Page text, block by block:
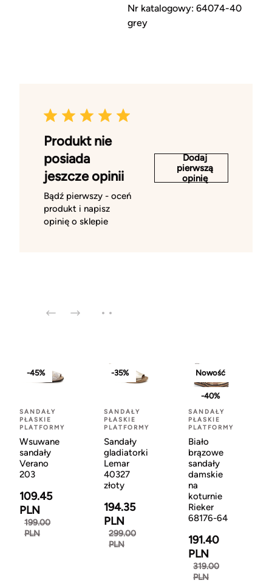
Nr katalogowy: 64074-40
grey
Produkt nie
posiada
jeszcze opinii
Bądź pierwszy - oceń
produkt i napisz
opinię o sklepie
Dodaj
pierwszą
opinię
-45%
SANDAŁY
PŁASKIE
PLATFORMY
Wsuwane
sandały
Verano
203
109.45
PLN
199.00
PLN
-35%
SANDAŁY
PŁASKIE
PLATFORMY
Sandały
gladiatorki
Lemar
40327
złoty
194.35
PLN
299.00
PLN
Nowość
-40%
SANDAŁY
PŁASKIE
PLATFORMY
Biało
brązowe
sandały
damskie
na
koturnie
Rieker
68176-64
191.40
PLN
319.00
PLN